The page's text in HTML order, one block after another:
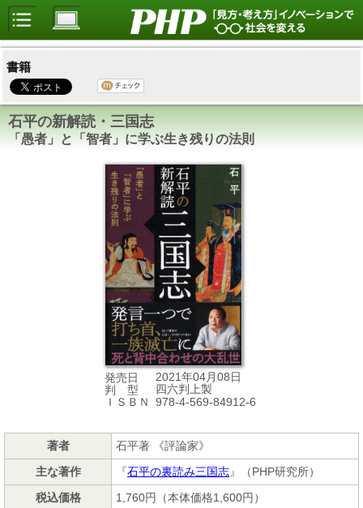
書籍
石平の新解読・三国志
「愚者」と「智者」に学ぶ生き残りの法則
発売日
2021年04月08日
判 型
四六判上製
ＩＳＢＮ
978-4-569-84912-6
著者
石平著 《評論家》
主な著作
『石平の裏読み三国志』（PHP研究所）
税込価格
1,760円（本体価格1,600円）